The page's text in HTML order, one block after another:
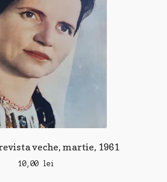
veche, martie, 1961
10,00 lei